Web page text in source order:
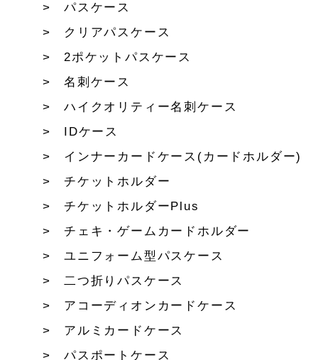
パスケース
クリアパスケース
2ポケットパスケース
名刺ケース
ハイクオリティー名刺ケース
IDケース
インナーカードケース(カードホルダー)
チケットホルダー
チケットホルダーPlus
チェキ・ゲームカードホルダー
ユニフォーム型パスケース
二つ折りパスケース
アコーディオンカードケース
アルミカードケース
パスポートケース